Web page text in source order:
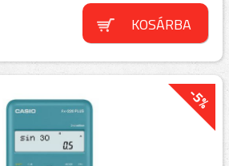
KOSÁRBA
-5%